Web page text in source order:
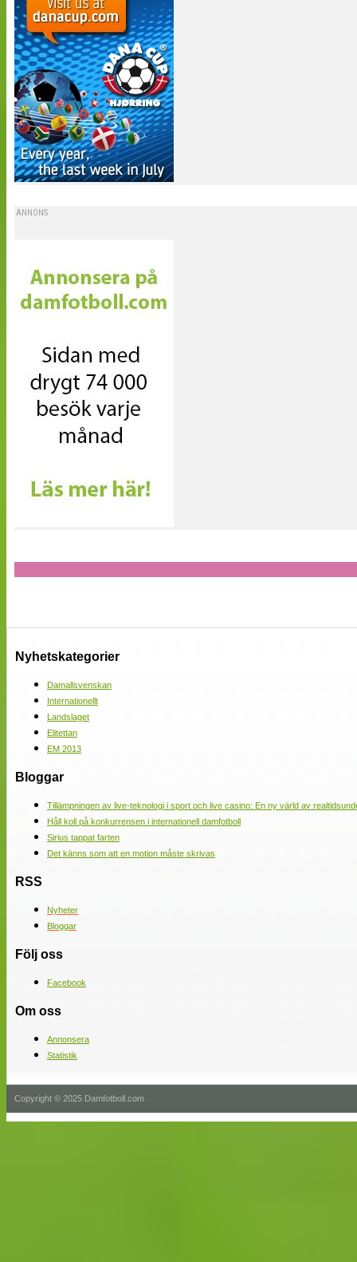
ANNONS
Nyhetskategorier
Damallsvenskan
Internationellt
Landslaget
Elitettan
EM 2013
Bloggar
Tillämpningen av live-teknologi i sport och live casino: En ny värld av
Håll koll på konkurrensen i internationell damfotboll
Sirius tappat farten
Det känns som att en motion måste skrivas
RSS
Nyheter
Bloggar
Följ oss
Facebook
Om oss
Annonsera
Statistik
Copyright © 2025 Damfotboll.com